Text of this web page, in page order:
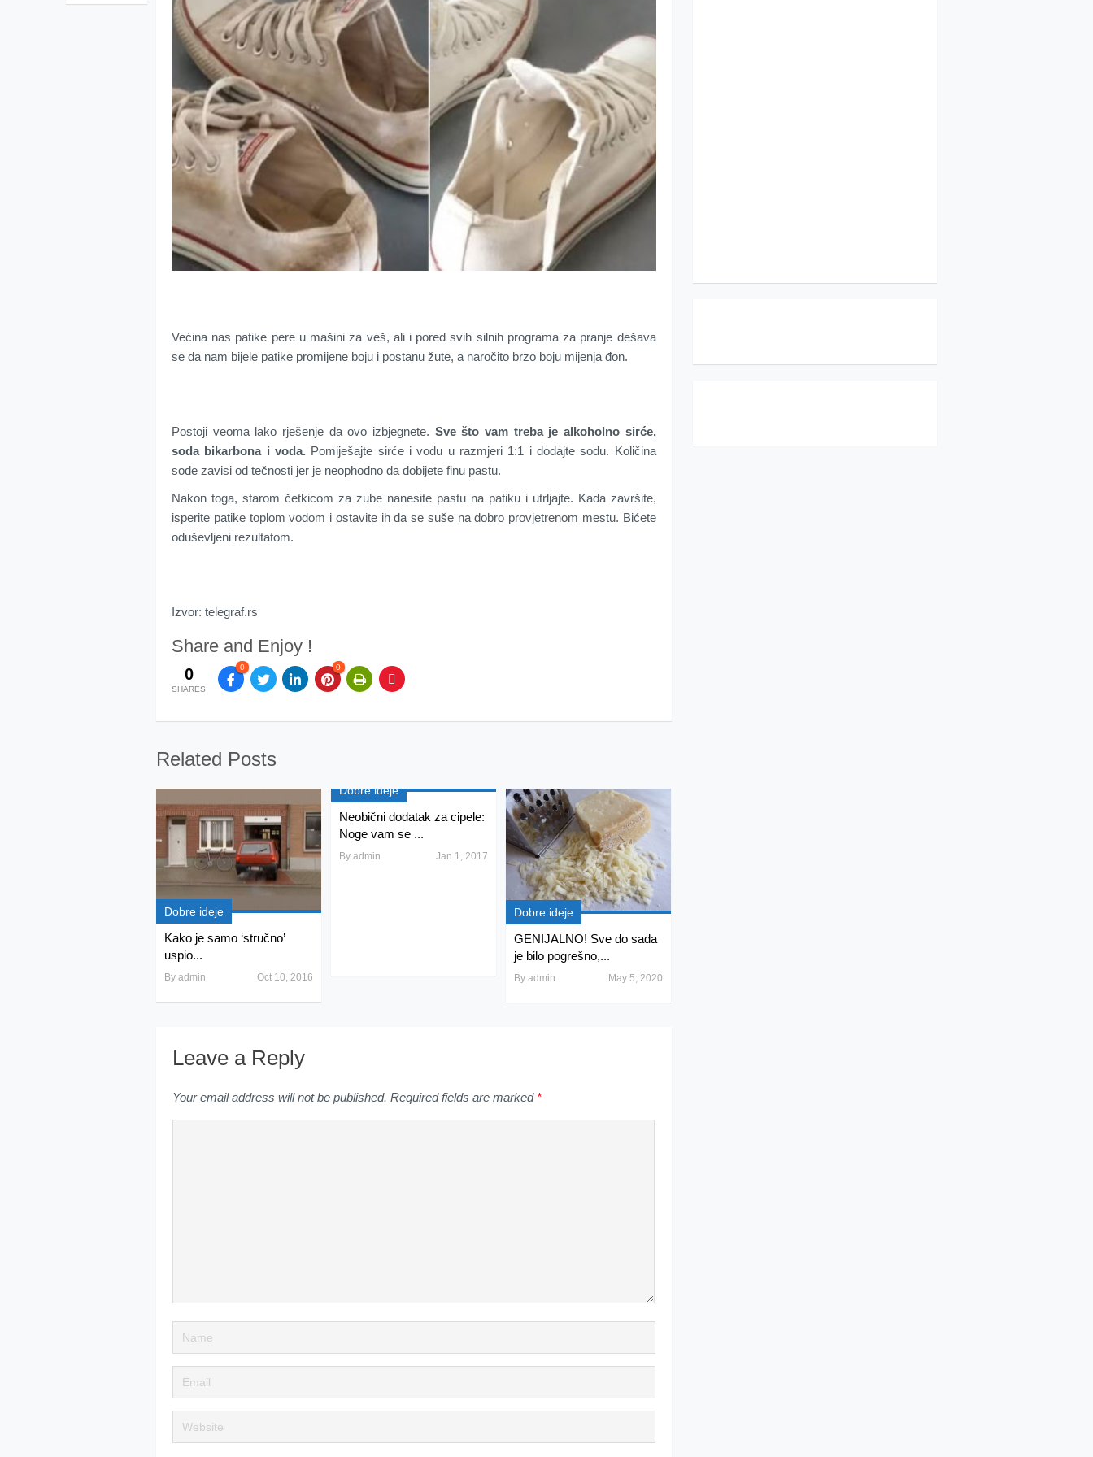
Većina nas patike pere u mašini za veš, ali i pored svih silnih programa za pranje dešava
se da nam bijele patike promijene boju i postanu žute, a naročito brzo boju mijenja đon.
Postoji veoma lako rješenje da ovo izbjegnete. Sve što vam treba je alkoholno sirće,
soda bikarbona i voda.Pomiješajte sirće i vodu u razmjeri 1:1 i dodajte sodu. Količina
sode zavisi od tečnosti jer je neophodno da dobijete finu pastu.
Nakon toga, starom četkicom za zube nanesite pastu na patiku i utrljajte. Kada završite,
isperite patike toplom vodom i ostavite ih da se suše na dobro provjetrenom mestu. Bićete
oduševljeni rezultatom.
Izvor: telegraf.rs
Share and Enjoy !
0
SHARES
0 0
Related Posts
Dobre ideje
Kako je samo ‘stručno’
uspio...
By admin Oct 10, 2016
Dobre ideje
Neobični dodatak za cipele:
Noge vam se ...
By admin Jan 1, 2017
Dobre ideje
GENIJALNO! Sve do sada
je bilo pogrešno,...
By admin May 5, 2020
Leave a Reply
Your email address will not be published. Required fields are marked *